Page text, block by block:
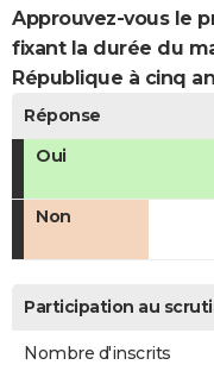
Approuvez-vous le
fixant la durée du
République à cinq
Réponse
Oui
Non
Participation au
Nombre d'inscrits